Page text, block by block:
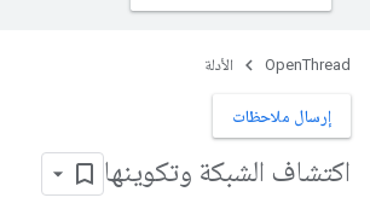
OpenThread الأدلة
إرسال ملاحظات
اكتشاف الشبكة وتكوينها